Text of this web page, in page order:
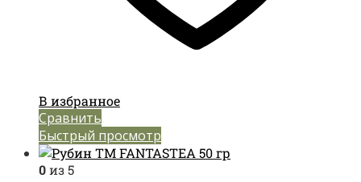
В избранное
Сравнить
Быстрый просмотр
0из 5